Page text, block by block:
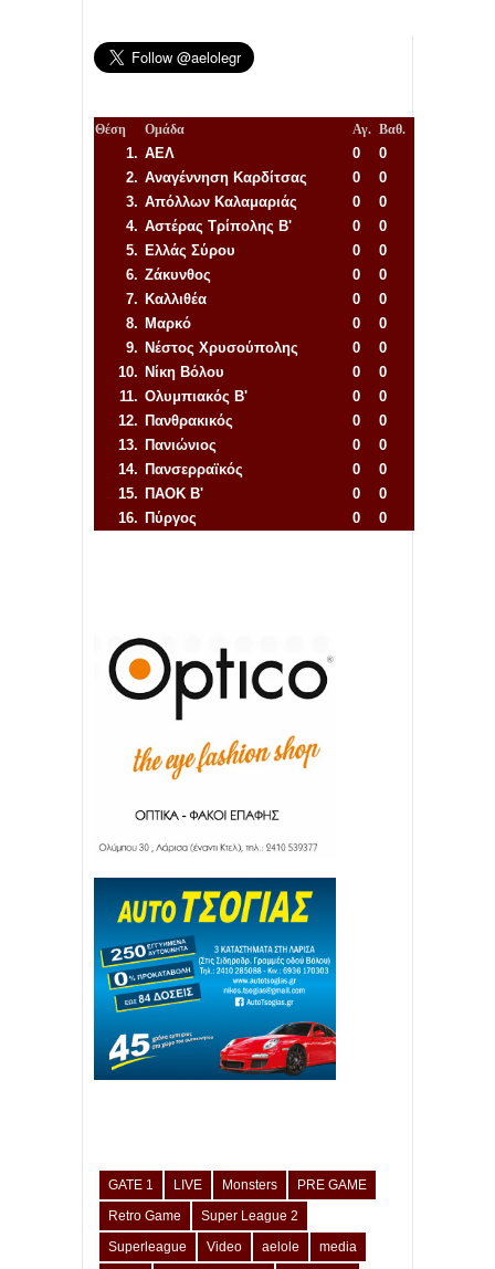
Θέση Ομάδα Αγ. Βαθ.
1. ΑΕΛ 0
0
2. Αναγέννηση Καρδίτσας 0
0
3. Απόλλων Καλαμαριάς 0
0
4. Αστέρας Τρίπολης Β' 0
0
5. Ελλάς Σύρου 0
0
6. Ζάκυνθος 0
0
7. Καλλιθέα 0
0
8. Μαρκό 0
0
9. Νέστος Χρυσούπολης 0
0
10. Νίκη Βόλου 0
0
11. Ολυμπιακός Β' 0
0
12. Πανθρακικός 0
0
13. Πανιώνιος 0
0
14. Πανσερραϊκός 0
0
15. ΠΑΟΚ Β' 0
0
16. Πύργος 0
0
GATE 1 LIVE Monsters
PRE GAME
Retro Game
Super League 2
Superleague
Video aelole media